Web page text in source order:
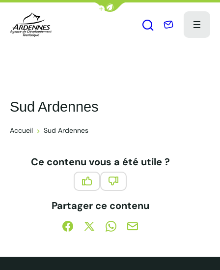
Afficher la barre de navigation du
Ouvrir le
Nous Menu
Sud Ardennes
Accueil Sud Ardennes
Ce contenu vous a été utile ?
Partager ce contenu
Partager sur Facebook (nouvelle fenêtre)
Partager sur X / Twitter (nouvelle
Partager sur WhatsApp
Partager par mail